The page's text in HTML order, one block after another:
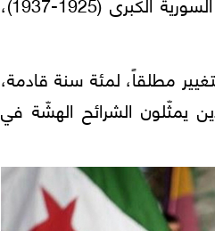
مطلقاً، لمئة سنة قادمة،
يمثّلون الشرائح الهشّة في